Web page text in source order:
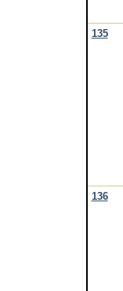
135
136